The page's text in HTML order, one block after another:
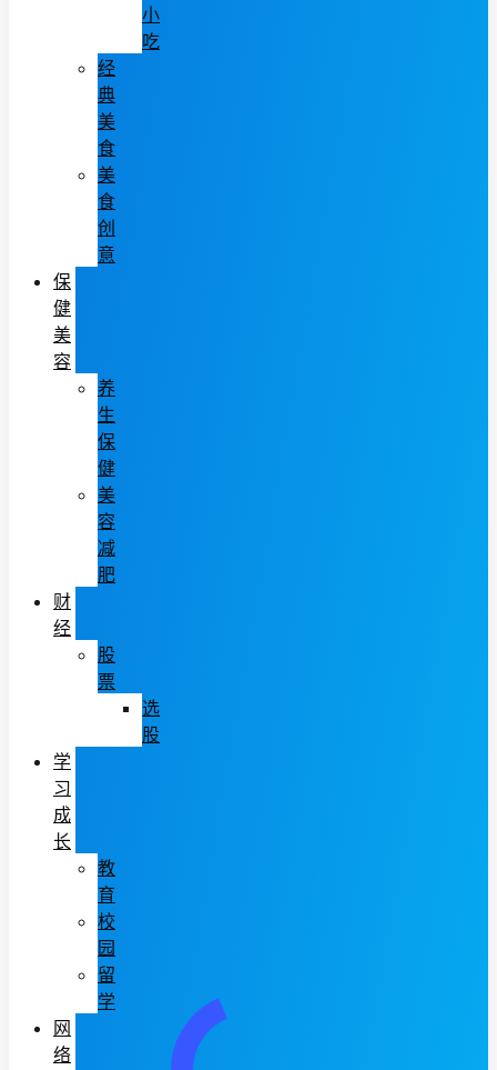
小
吃
经
典
美
食
美
食
创
意
保
健
美
容
养
生
保
健
美
容
减
肥
财
经
股
票
选
股
学
习
成
长
教
育
校
园
留
学
网
络